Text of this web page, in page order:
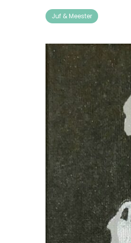
Juf & Meester